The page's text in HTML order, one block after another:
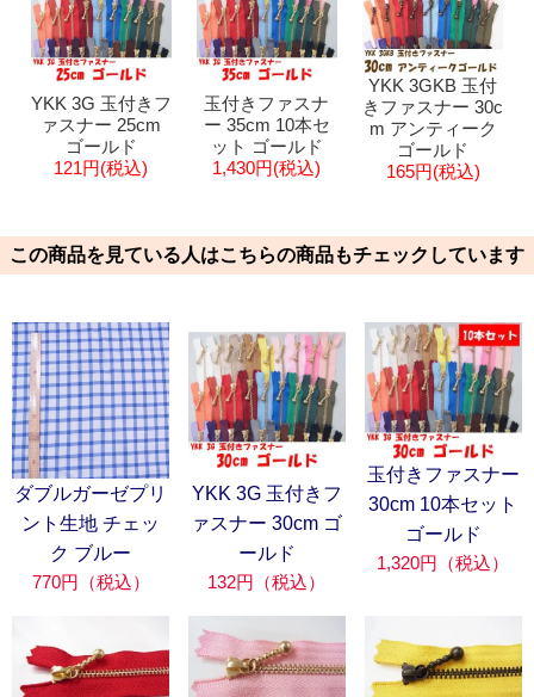
YKK 3G 玉付きフ
ァスナー 25cm
ゴールド
121円(税込)
玉付きファスナ
ー 35cm 10本セ
ット ゴールド
1,430円(税込)
YKK 3GKB 玉付
きファスナー 30c
m アンティーク
ゴールド
165円(税込)
この商品を見ている人はこちらの商品もチェックしています
ダブルガーゼプリ
ント生地 チェッ
ク ブルー
770円（税込）
YKK 3G 玉付きフ
ァスナー 30cm ゴ
ールド
132円（税込）
玉付きファスナー
30cm 10本セット
ゴールド
1,320円（税込）